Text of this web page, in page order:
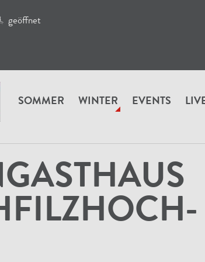
geöffnet
SOMMER WINTER EVENTS